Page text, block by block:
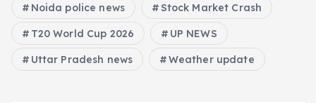
Noida police news Stock Market Crash
T20 World Cup 2026 UP NEWS
Uttar Pradesh news Weather update